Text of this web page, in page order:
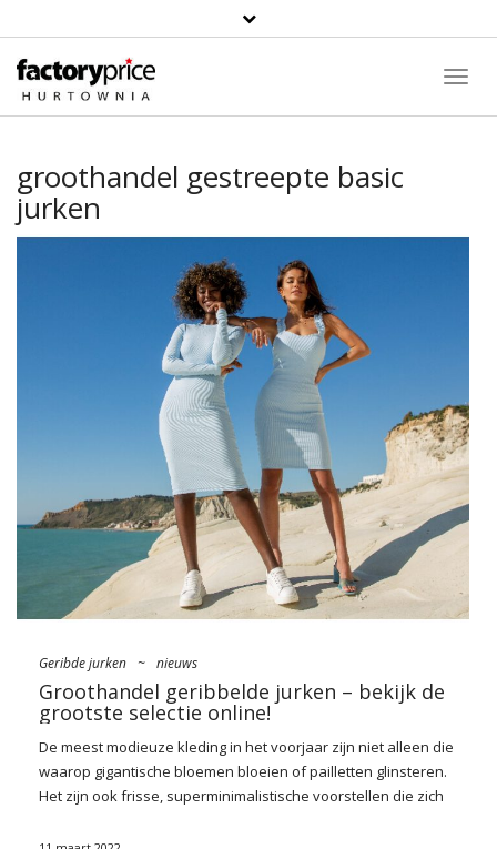
groothandel gestreepte basic
jurken
Geribde jurken ~ nieuws
Groothandel geribbelde jurken – bekijk de
grootste selectie online!
De meest modieuze kleding in het voorjaar zijn niet alleen die
waarop gigantische bloemen bloeien of pailletten glinsteren.
Het zijn ook frisse, superminimalistische voorstellen die zich
is de vraag? Allereerst gebreide, monochrome sets,